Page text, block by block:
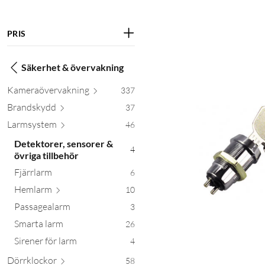
PRIS
Säkerhet & övervakning
Kameraövervakning 337
Brandskydd 37
Larmsystem 46
Detektorer, sensorer &
övriga tillbehör
4
Fjärrlarm 6
Hemlarm 10
Passagealarm 3
Smarta larm 26
Sirener för larm 4
Dörrklockor 58